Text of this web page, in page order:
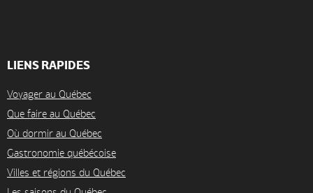
LIENS RAPIDES
Voyager au Québec
Que faire au Québec
Où dormir au Québec
Gastronomie québécoise
Villes et régions du Québec